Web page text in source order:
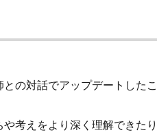
の対話でアップデートした
考えをより深く理解できた